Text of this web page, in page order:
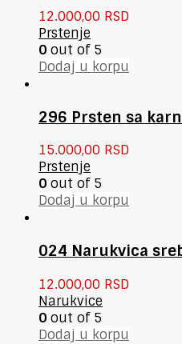
12.000,00 RSD
Prstenje
0 out of 5
Dodaj u korpu
296 Prsten sa
15.000,00 RSD
Prstenje
0 out of 5
Dodaj u korpu
024 Narukvica
12.000,00 RSD
Narukvice
0 out of 5
Dodaj u korpu